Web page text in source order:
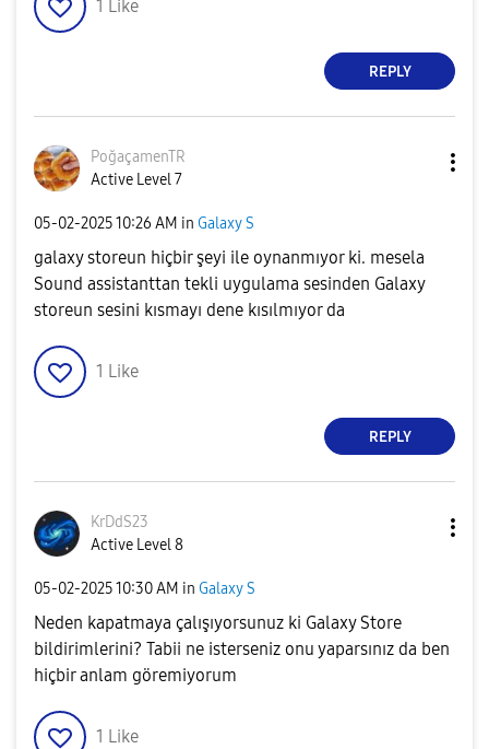
1 Like
REPLY
PoğaçamenTR
Active Level 7
‎05-02-202510:26 AM in Galaxy S
galaxy storeun hiçbir şeyi ile oynanmıyor ki. mesela
Sound assistanttan tekli uygulama sesinden Galaxy
storeun sesini kısmayı dene kısılmıyor da
1 Like
REPLY
KrDdS23
Active Level 8
‎05-02-202510:30 AM in Galaxy S
Neden kapatmaya çalışıyorsunuz ki Galaxy Store
bildirimlerini? Tabii ne isterseniz onu yaparsınız da ben
hiçbir anlam göremiyorum
1 Like